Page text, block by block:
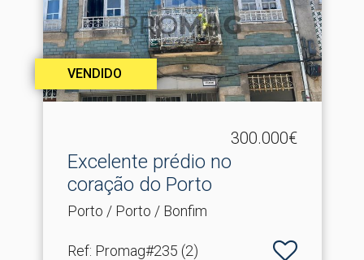
VENDIDO
300.000€
Excelente prédio no
coração do Porto
Porto / Porto / Bonfim
Ref: Promag#235 (2)